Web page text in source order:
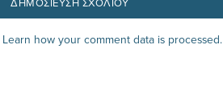
Learn how your comment data is processed.